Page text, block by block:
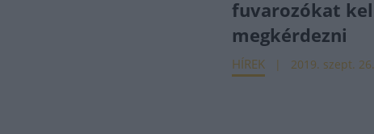
fuvarozókat
megkérdezni
HÍREK 2019. szept. 26.